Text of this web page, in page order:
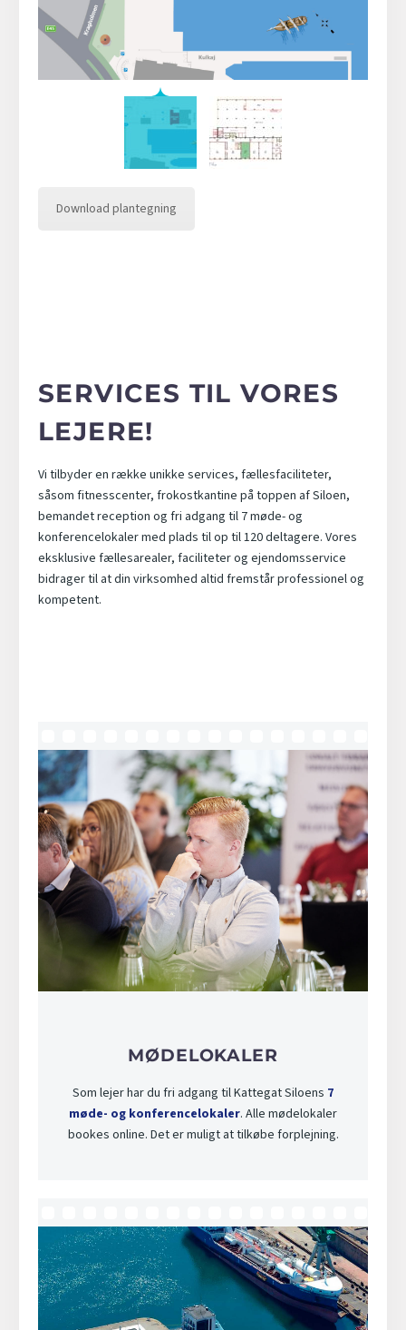
Download plantegning
SERVICES TIL VORES
LEJERE!
Vi tilbyder en række unikke services, fællesfaciliteter,
såsom fitnesscenter, frokostkantine på toppen af Siloen,
bemandet reception og fri adgang til 7 møde- og
konferencelokaler med plads til op til 120 deltagere. Vores
eksklusive fællesarealer, faciliteter og ejendomsservice
bidrager til at din virksomhed altid fremstår professionel og
kompetent.
MØDELOKALER
Som lejer har du fri adgang til Kattegat Siloens 7
møde- og konferencelokaler. Alle mødelokaler
bookes online. Det er muligt at tilkøbe forplejning.